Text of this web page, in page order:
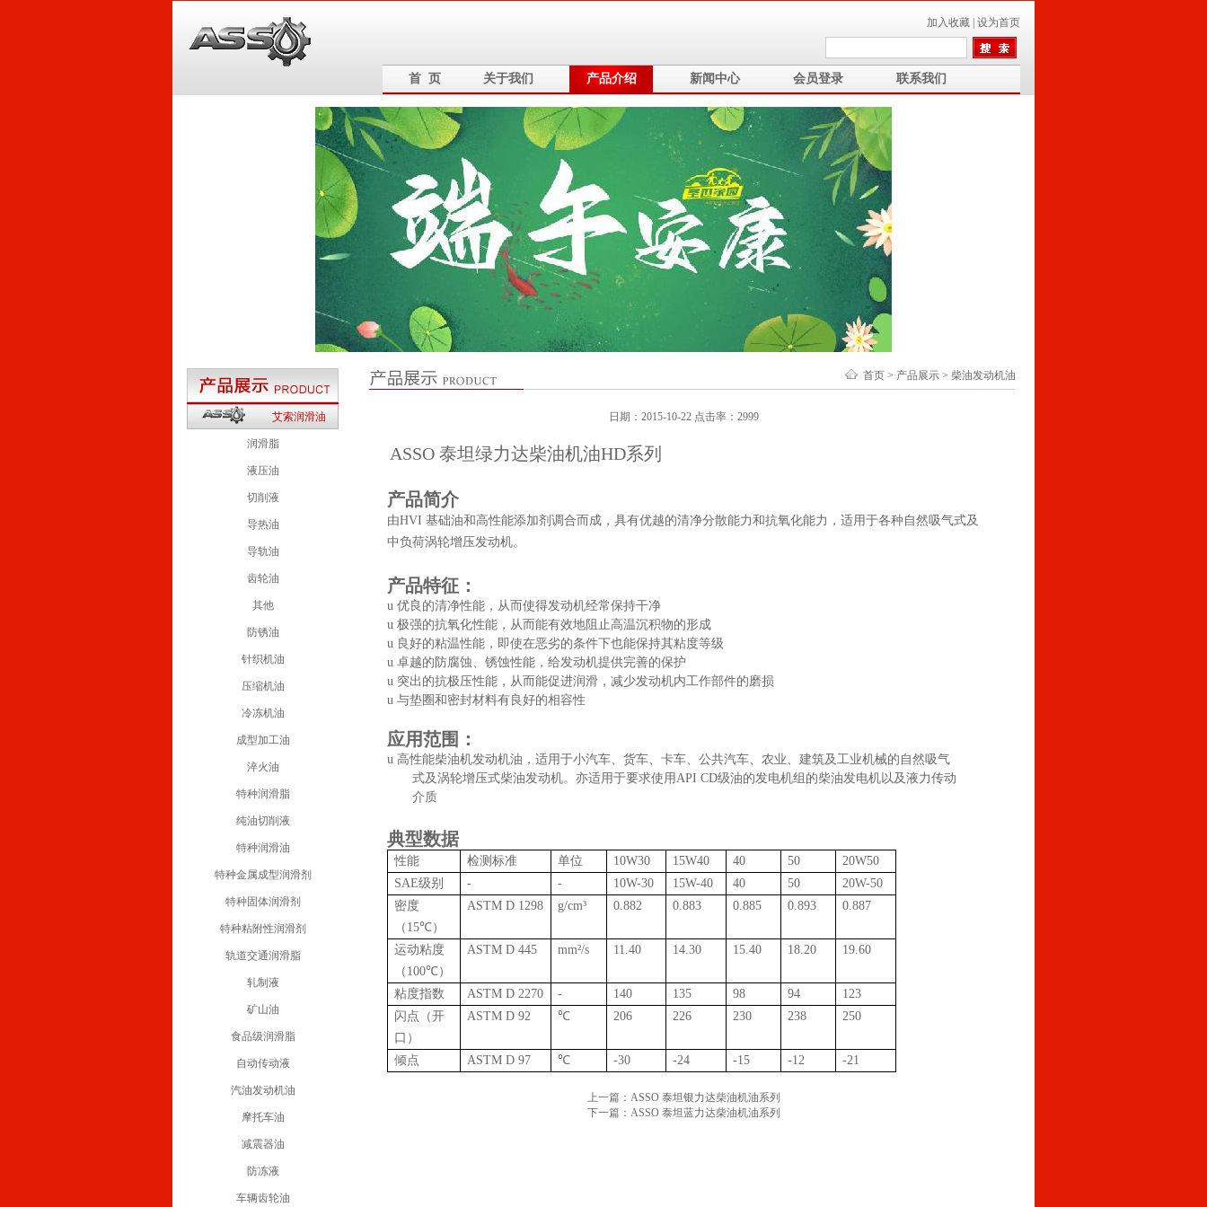
加入收藏 设为首页
首 页 关于我们 产品介绍 新闻中心 会员登录 联系我们
5
3
1
艾索润滑油
润滑脂
液压油
切削液
导热油
导轨油
齿轮油
其他
防锈油
针织机油
压缩机油
冷冻机油
成型加工油
淬火油
特种润滑脂
纯油切削液
特种润滑油
特种金属成型润滑剂
特种固体润滑剂
特种粘附性润滑剂
轨道交通润滑脂
轧制液
矿山油
食品级润滑脂
自动传动液
汽油发动机油
摩托车油
减震器油
防冻液
车辆齿轮油
首页 > 产品展示 > 柴油发动机油
日期：2015-10-22 点击率：2999
ASSO 泰坦绿力达柴油机油HD系列
产品简介
由HVI 基础油和高性能添加剂调合而成，具有优越的清净分散能力和抗氧化能力，适用于各种自然吸气式及
中负荷涡轮增压发动机。
产品特征：
u 优良的清净性能，从而使得发动机经常保持干净
u 极强的抗氧化性能，从而能有效地阻止高温沉积物的形成
u 良好的粘温性能，即使在恶劣的条件下也能保持其粘度等级
u 卓越的防腐蚀、锈蚀性能，给发动机提供完善的保护
u 突出的抗极压性能，从而能促进润滑，减少发动机内工作部件的磨损
u 与垫圈和密封材料有良好的相容性
应用范围：
u 高性能柴油机发动机油，适用于小汽车、货车、卡车、公共汽车、农业、建筑及工业机械的自然吸气
式及涡轮增压式柴油发动机。亦适用于要求使用API CD级油的发电机组的柴油发电机以及液力传动
介质
典型数据
性能 检测标准 单位 10W30 15W40 40 50
20W50
SAE级别 - - 10W-30 15W-40 40 50
20W-50
密度
（ 15℃）
ASTM D 1298 g/cm³ 0.882 0.883 0.885 0.893 0.887
运动粘度
（ 100℃）
ASTM D 445 mm²/s 11.40 14.30 15.40 18.20 19.60
粘度指数 ASTM D 2270 - 140 135 98 94
123
闪点（开
口）
ASTM D 92 ℃ 206 226 230 238 250
倾点 ASTM D 97 ℃ -30 -24 -15 -12 -21
上一篇： ASSO 泰坦银力达柴油机油系列
下一篇： ASSO 泰坦蓝力达柴油机油系列